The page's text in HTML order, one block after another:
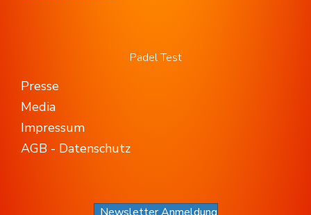
Padel Test
Presse
Media
Impressum
AGB - Datenschutz
Newsletter Anmeldung